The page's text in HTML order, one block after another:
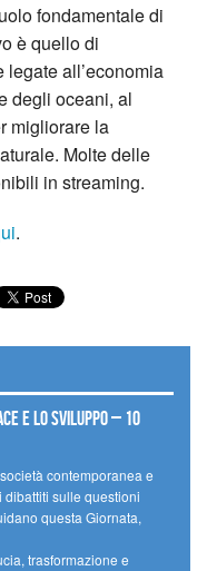
fondamentale di
è quello di
all’economia
degli oceani, al
migliorare la
Molte delle
in streaming.
.
e lo sviluppo – 10
contemporanea e
sulle questioni
questa Giornata,
trasformazione e